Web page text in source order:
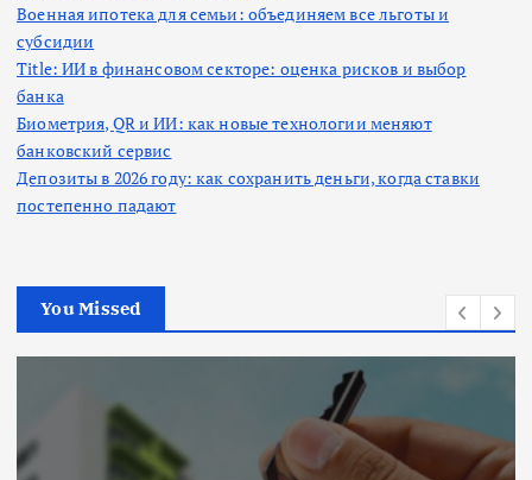
Военная ипотека для семьи: объединяем все льготы и
субсидии
Title: ИИ в финансовом секторе: оценка рисков и выбор
банка
Биометрия, QR и ИИ: как новые технологии меняют
банковский сервис
Депозиты в 2026 году: как сохранить деньги, когда ставки
постепенно падают
You Missed